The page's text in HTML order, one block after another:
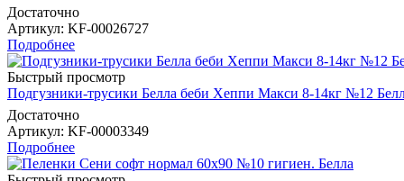
Достаточно
Артикул: KF-00026727
Подробнее
Быстрый просмотр
Подгузники-трусики Белла беби Хеппи Макси 8-14кг №12
Достаточно
Артикул: KF-00003349
Подробнее